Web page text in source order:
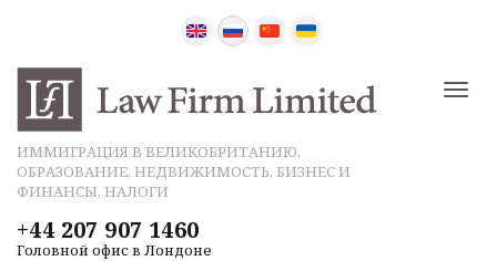
ИММИГРАЦИЯ В ВЕЛИКОБРИТАНИЮ,
ОБРАЗОВАНИЕ, НЕДВИЖИМОСТЬ, БИЗНЕС И
ФИНАНСЫ, НАЛОГИ
+44 207 907 1460
Головной офис в Лондоне